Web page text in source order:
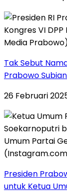
Tak Sebut
Prabowo
26 Februari
Presiden
untuk Ketua